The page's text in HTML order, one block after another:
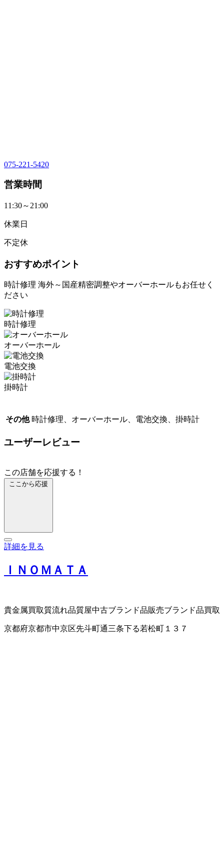
075-221-5420
営業時間
11:30～21:00
休業日
不定休
おすすめポイント
時計修理 海外～国産精密調整やオーバーホールもお任せく
ださい
時計修理
オーバーホール
電池交換
掛時計
その他 時計修理、オーバーホール、電池交換、掛時計
ユーザーレビュー
この店舗を応援する！
ここから応援
詳細を見る
ＩＮＯＭＡＴＡ
貴金属買取質流れ品質屋中古ブランド品販売ブランド品買取
京都府京都市中京区先斗町通三条下る若松町１３７